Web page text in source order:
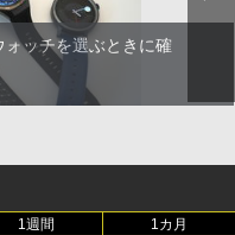
ッチを選ぶときに確
1週間 1カ月